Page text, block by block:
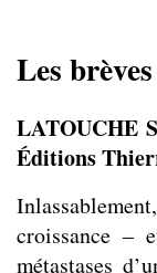
Les
LATOUCHE
Éditions
croissance –
métastases